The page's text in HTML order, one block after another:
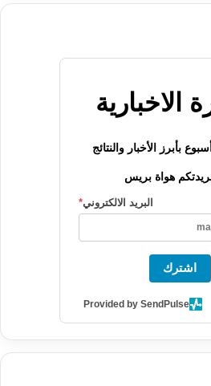
الاخبارية
بأبرز الأخبار والنتائج
هواة بريس
البريد الالكتروني*
اشترك
Provided by SendPulse